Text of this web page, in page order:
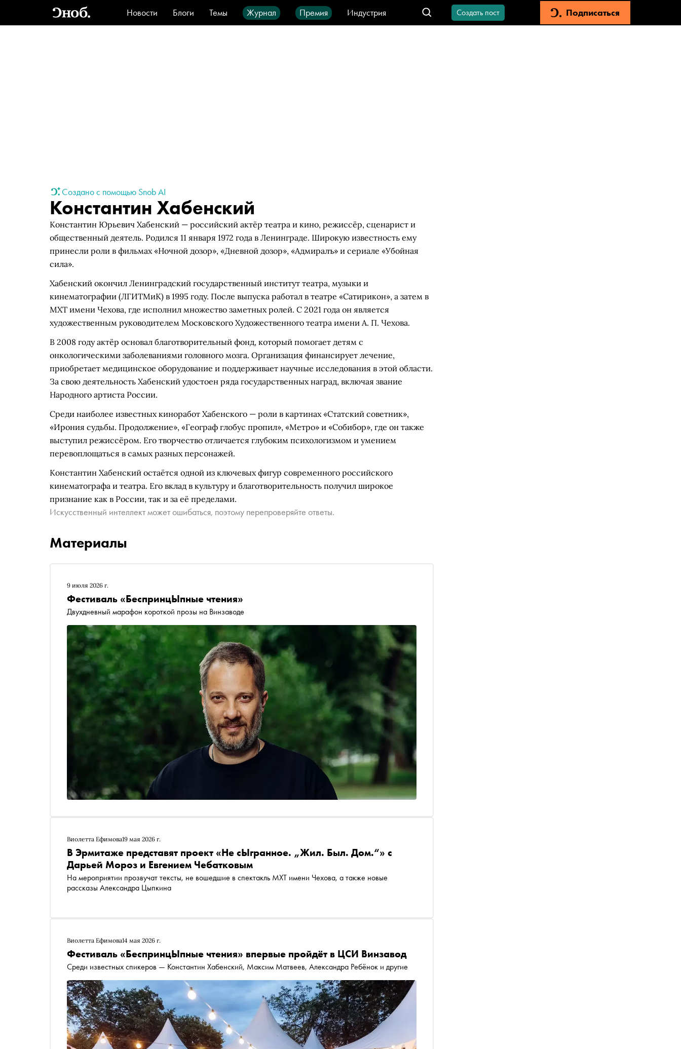
Новости Блоги Темы Журнал Премия
Индустрия
Стиль
Видео Город IT-продукты
Создать пост Подписаться
Создано с помощью Snob AI
Константин Хабенский
Константин Юрьевич Хабенский — российский актёр театра и кино, режиссёр, сценарист и
общественный деятель. Родился 11 января 1972 года в Ленинграде. Широкую известность ему
принесли роли в фильмах «Ночной дозор», «Дневной дозор», «Адмиралъ» и сериале «Убойная
сила».
Хабенский окончил Ленинградский государственный институт театра, музыки и
кинематографии (ЛГИТМиК) в 1995 году. После выпуска работал в театре «Сатирикон», а затем в
МХТ имени Чехова, где исполнил множество заметных ролей. С 2021 года он является
художественным руководителем Московского Художественного театра имени А. П. Чехова.
В 2008 году актёр основал благотворительный фонд, который помогает детям с
онкологическими заболеваниями головного мозга. Организация финансирует лечение,
приобретает медицинское оборудование и поддерживает научные исследования в этой области.
За свою деятельность Хабенский удостоен ряда государственных наград, включая звание
Народного артиста России.
Среди наиболее известных киноработ Хабенского — роли в картинах «Статский советник»,
«Ирония судьбы. Продолжение», «Географ глобус пропил», «Метро» и «Собибор», где он также
выступил режиссёром. Его творчество отличается глубоким психологизмом и умением
перевоплощаться в самых разных персонажей.
Константин Хабенский остаётся одной из ключевых фигур современного российского
кинематографа и театра. Его вклад в культуру и благотворительность получил широкое
признание как в России, так и за её пределами.
Искусственный интеллект может ошибаться, поэтому перепроверяйте ответы.
Материалы
9 июля 2026 г.
Фестиваль «БеспринцЫпные чтения»
Двухдневный марафон короткой прозы на Винзаводе
Виолетта Ефимова19 мая 2026 г.
В Эрмитаже представят проект «Не сЫгранное. „Жил. Был. Дом.“» с
Дарьей Мороз и Евгением Чебатковым
На мероприятии прозвучат тексты, не вошедшие в спектакль МХТ имени Чехова, а также новые
рассказы Александра Цыпкина
Виолетта Ефимова14 мая 2026 г.
Фестиваль «БеспринцЫпные чтения» впервые пройдёт в ЦСИ Винзавод
Среди известных спикеров — Константин Хабенский, Максим Матвеев, Александра Ребёнок и другие